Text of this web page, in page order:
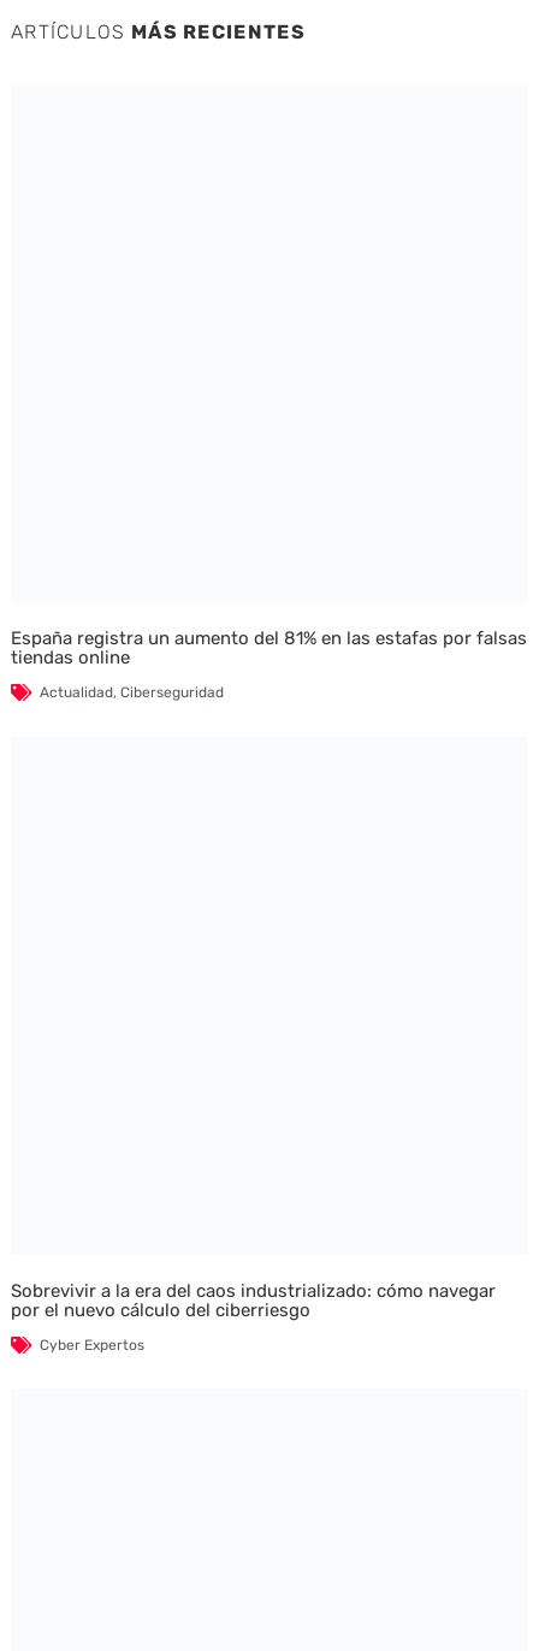
ARTÍCULOS MÁS RECIENTES
España registra un aumento del 81% en las estafas por falsas
tiendas online
Actualidad, Ciberseguridad
Sobrevivir a la era del caos industrializado: cómo navegar
por el nuevo cálculo del ciberriesgo
Cyber Expertos